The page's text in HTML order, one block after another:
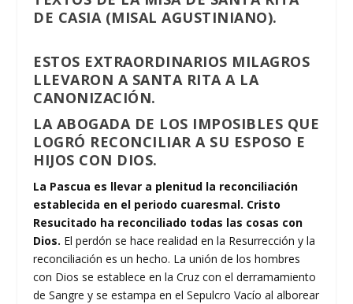
DE CASIA (MISAL AGUSTINIANO).
ESTOS EXTRAORDINARIOS MILAGROS
LLEVARON A SANTA RITA A LA
CANONIZACIÓN.
LA ABOGADA DE LOS IMPOSIBLES QUE
LOGRÓ RECONCILIAR A SU ESPOSO E
HIJOS CON DIOS.
La Pascua es llevar a plenitud la reconciliación
establecida en el periodo cuaresmal. Cristo
Resucitado ha reconciliado todas las cosas con
Dios. El perdón se hace realidad en la Resurrección y la
reconciliación es un hecho. La unión de los hombres
con Dios se establece en la Cruz con el derramamiento
de Sangre y se estampa en el Sepulcro Vacío al alborear